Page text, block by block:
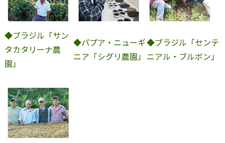
◆ブラジル「サン
タカタリーナ農
園」
◆パプア・ニューギ
ニア「シグリ農園」
◆ブラジル「センテ
ニアル・ブルボン」